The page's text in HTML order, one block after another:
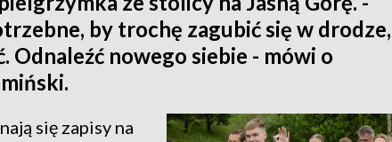
by trochę zagubić się w drodze,
Odnaleźć nowego siebie - mówi o
się zapisy na